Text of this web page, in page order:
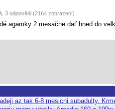
, 3 odpovědi (2164 zobrazení)
agamky 2 mesačne dať hned do
az tak 6-8 mesicni subadulty.